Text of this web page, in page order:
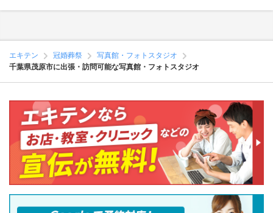
エキテン 冠婚葬祭
写真館・フォトスタジオ
千葉県茂原市に出張・訪問可能な写真館・フォトスタジオ